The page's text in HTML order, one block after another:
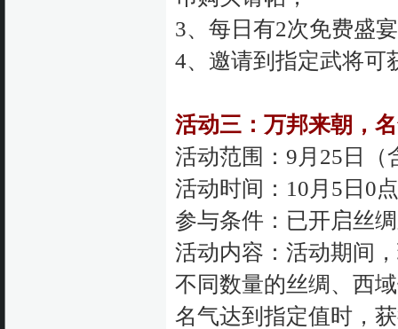
3、每日有2次免费盛
4、邀请到指定武将可
活动三：万邦来朝，
活动范围：9月25日（
活动时间：10月5日0
参与条件：已开启丝
活动内容：活动期间
不同数量的丝绸、西
名气达到指定值时，